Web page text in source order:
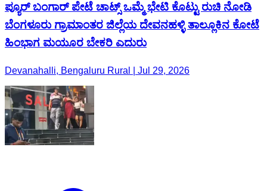
ಪ್ಯೂರ್ ಬಂಗಾರ್ ಪೇಟೆ ಚಾಟ್ಸ್ ಒಮ್ಮೆ ಭೇಟಿ ಕೊಟ್ಟು ರುಚಿ ನೋಡಿ
ಬೆಂಗಳೂರು ಗ್ರಾಮಾಂತರ ಜಿಲ್ಲೆಯ ದೇವನಹಳ್ಳಿ ತಾಲ್ಲೂಕಿನ ಕೋಟೆ
ಹಿಂಭಾಗ ಮಯೂರ ಬೇಕರಿ ಎದುರು
Devanahalli, Bengaluru Rural | Jul 29, 2026